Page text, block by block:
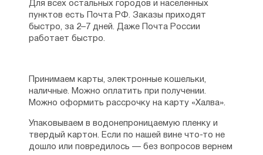
▪ Преподобной Марии Египетской — 332
▪ Преподобному Никандру Псковскому — 332
▪ Великомученику Феодору Стратилату — 333
▪ Преподобным Зосиме и Савватию
Виленским — 335
▪ Святым страстотерпцам Борису и Глебу — 336
▪ Апостолу и евангелисту Иоанну Богослову 337
Узорешительнице — 337
▪ Великомученице Екатерине — 338
▪ Праведному Симеону Богоприимцу — 339
Для всех остальных городов и населенных
пунктов есть Почта РФ. Заказы приходят
быстро, за 2–7 дней. Даже Почта России
работает быстро.
Принимаем карты, электронные кошельки,
наличные. Можно оплатить при получении.
Можно оформить рассрочку на карту «Халва».
Упаковываем в водонепроницаемую пленку и
твердый картон. Если по нашей вине что-то не
дошло или повредилось — без вопросов вернем